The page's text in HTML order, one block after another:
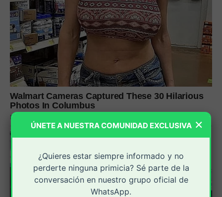
×
ÚNETE A NUESTRA COMUNIDAD EXCLUSIVA
¿Quieres estar siempre informado y no
perderte ninguna primicia? Sé parte de la
conversación en nuestro grupo oficial de
WhatsApp.